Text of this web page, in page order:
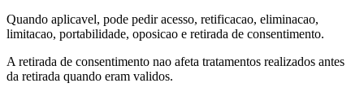
Quando aplicavel, pode pedir acesso, retificacao, eliminacao,
limitacao, portabilidade, oposicao e retirada de consentimento.
A retirada de consentimento nao afeta tratamentos realizados antes
da retirada quando eram validos.